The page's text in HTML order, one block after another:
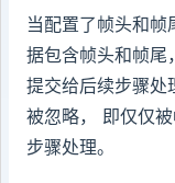
当配置了帧头和
据包含帧头和帧尾
提交给后续步骤处
被忽略， 即仅仅
步骤处理。